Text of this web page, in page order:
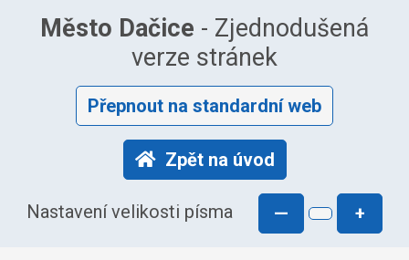
Město Dačice - Zjednodušená
verze stránek
Přepnout na standardní web
Zpět na úvod
Nastavení velikosti písma — +